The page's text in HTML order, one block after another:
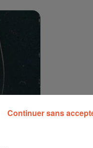
À LA
Continuer sans